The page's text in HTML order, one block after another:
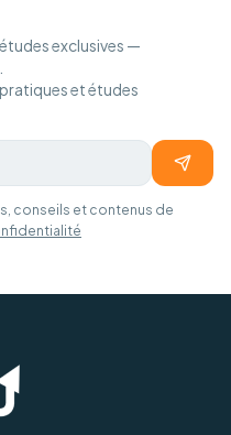
exclusives —
et études
conseils et contenus de